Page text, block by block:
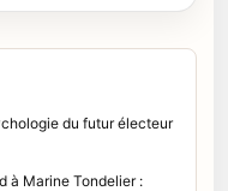
du futur électeur
à Marine Tondelier :